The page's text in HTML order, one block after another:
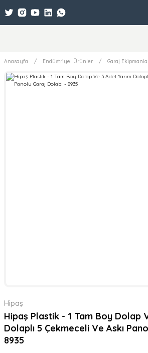
Anasayfa Endüstriyel Ürünler Garaj
Hipaş
Hipaş Plastik - 1 Tam Boy Dolap
Dolaplı 5 Çekmeceli Ve Askı
8935